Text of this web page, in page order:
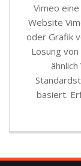
Vimeo
Website
oder Grafik
Lösung
basiert.